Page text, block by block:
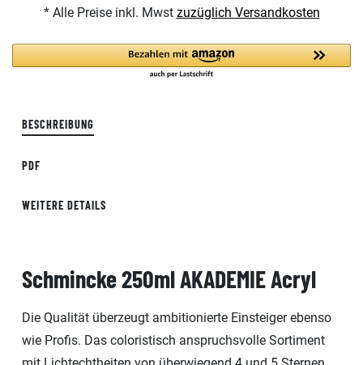
* Alle Preise inkl. Mwst zuzüglich Versandkosten
BESCHREIBUNG
PDF
WEITERE DETAILS
Schmincke 250ml AKADEMIE Acryl
Die Qualität überzeugt ambitionierte Einsteiger ebenso
wie Profis. Das coloristisch anspruchsvolle Sortiment